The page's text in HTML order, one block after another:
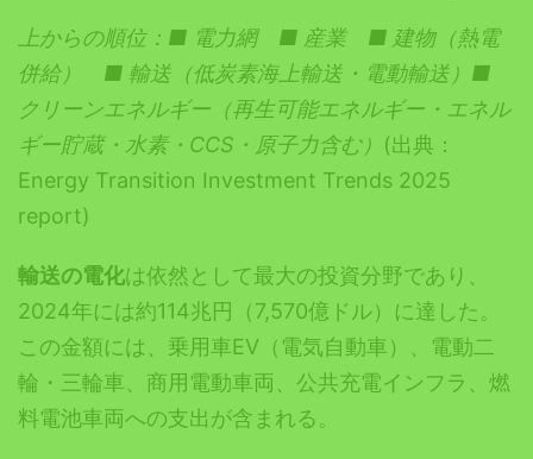
上からの順位：■ 電力網 ■ 産業 ■ 建物（熱電
併給） ■ 輸送（低炭素海上輸送・電動輸送）■
クリーンエネルギー（再生可能エネルギー・エネル
ギー貯蔵・水素・CCS・原子力含む） (出典：
Energy Transition Investment Trends 2025
report)
輸送の電化は依然として最大の投資分野であり、
2024年には約114兆円（7,570億ドル）に達した。
この金額には、乗用車EV（電気自動車）、電動二
輪・三輪車、商用電動車両、公共充電インフラ、燃
料電池車両への支出が含まれる。